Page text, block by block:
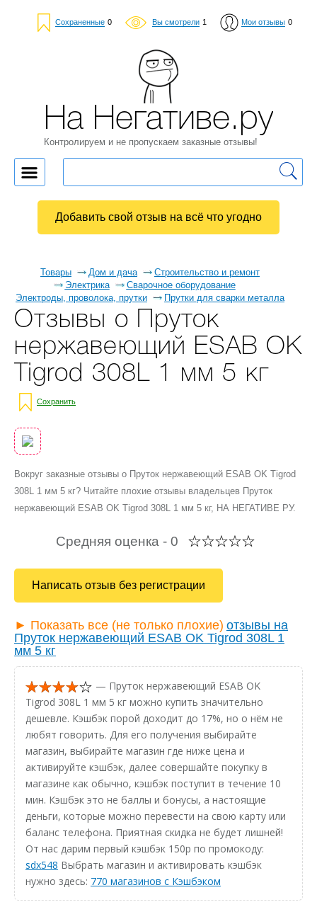
Сохраненные 0 Вы смотрели 1 Мои отзывы 0
Товары Дом и дача
Строительство и ремонт
Электрика
Сварочное оборудование
Электроды, проволока, прутки
Прутки для сварки металла
Отзывы о Пруток
нержавеющий ESAB OK
Tigrod 308L 1 мм 5 кг
Сохранить
Вокруг заказные отзывы о Пруток нержавеющий ESAB OK Tigrod
308L 1 мм 5 кг? Читайте плохие отзывы владельцев Пруток
нержавеющий ESAB OK Tigrod 308L 1 мм 5 кг, НА НЕГАТИВЕ РУ.
Средняя оценка - 0
Написать отзыв без регистрации
► Показать все (не только плохие) отзывы на
Пруток нержавеющий ESAB OK Tigrod 308L 1
мм 5 кг
— Пруток нержавеющий ESAB OK
Tigrod 308L 1 мм 5 кг можно купить значительно
дешевле. Кэшбэк порой доходит до 17%, но о нём не
любят говорить. Для его получения выбирайте
магазин, выбирайте магазин где ниже цена и
активируйте кэшбэк, далее совершайте покупку в
магазине как обычно, кэшбэк поступит в течение 10
мин. Кэшбэк это не баллы и бонусы, а настоящие
деньги, которые можно перевести на свою карту или
баланс телефона. Приятная скидка не будет лишней!
От нас дарим первый кэшбэк 150р по промокоду:
sdx548 Выбрать магазин и активировать кэшбэк
нужно здесь: 770 магазинов с Кэшбэком
На Негативе.ру
Контролируем и не пропускаем заказные отзывы!
Добавить свой отзыв на всё что угодно